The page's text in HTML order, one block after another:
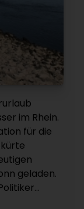
im Rhein.
für die
geladen.